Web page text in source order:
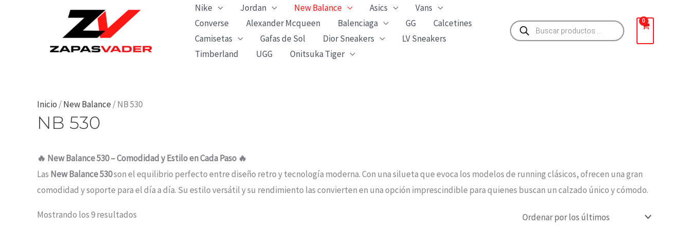
Nike Jordan New Balance Asics
Vans
Converse
Alexander Mcqueen Balenciaga GG
Calcetines
Camisetas
Gafas de Sol Dior Sneakers
LV Sneakers
Timberland
UGG Onitsuka Tiger
Búsqueda
de
productos
Inicio /New Balance / NB 530
NB 530
🔥 New Balance 530 – Comodidad y Estilo en Cada Paso 🔥
Las New Balance 530son el equilibrio perfecto entre diseño retro y tecnología moderna. Con una silueta que evoca los modelos de running clásicos, ofrecen una gran
comodidad y soporte para el día a día. Su estilo versátil y su rendimiento las convierten en una opción imprescindible para quienes buscan un calzado único y cómodo.
Mostrando los 9 resultados
Ordenado
últimos